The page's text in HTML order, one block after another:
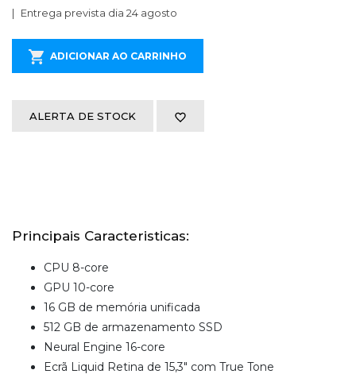
Entrega prevista dia 24 agosto
ADICIONAR AO CARRINHO
ALERTA DE STOCK
Principais Caracteristicas:
CPU 8-core
GPU 10-core
16 GB de memória unificada
512 GB de armazenamento SSD
Neural Engine 16-core
Ecrã Liquid Retina de 15,3" com True Tone